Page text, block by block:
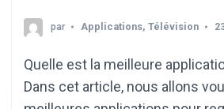
par Applications, Télévision
Quelle est la meilleure
Dans cet article, nous allons